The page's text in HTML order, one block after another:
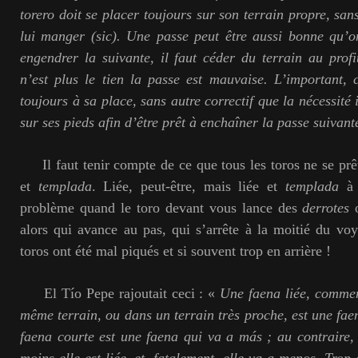
torero doit se placer toujours sur son terrain propre,
lui manger (sic). Une passe peut être aussi bonne
engendrer la suivante, il faut céder du terrain au
n’est plus le tien la passe est mauvaise. L’important,
toujours à sa place, sans autre correctif que la nécessité
sur ses pieds afin d’être prêt à enchaîner la passe
Il faut tenir compte de ce que tous les toros ne se
et templada. Liée, peut-être, mais liée et templadaà
problème quand le toro devant vous lance desderrotes
alors qui avance au pas, qui s’arrête à la moitié du
toros ont été mal piqués et si souvent trop en arrière !
El Tío Pepe rajoutait ceci : « Une faena liée,
même terrain, ou dans un terrain très proche, est une
faena courte est une faena qui va a más ; au